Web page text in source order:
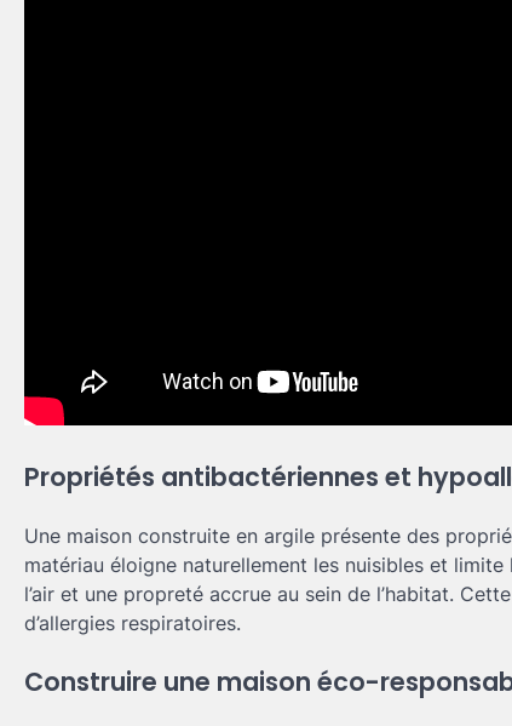
Propriétés antibactériennes et
Une maison construite en argile présente des
matériau éloigne naturellement les nuisibles et
l’air et une propreté accrue au sein de l’habitat.
d’allergies respiratoires.
Construire une maison éco-